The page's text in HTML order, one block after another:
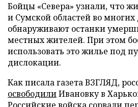
Бойцы «Севера» узнали, что
и Сумской областей во
обнаруживают останки
местных жителей. При этом
использовать это жилье под
дислокации.
Как писала газета ВЗГЛЯД,
освободилиИвановку в